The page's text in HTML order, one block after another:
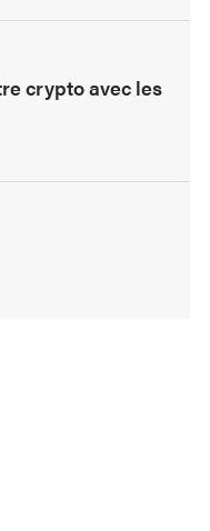
crypto avec les